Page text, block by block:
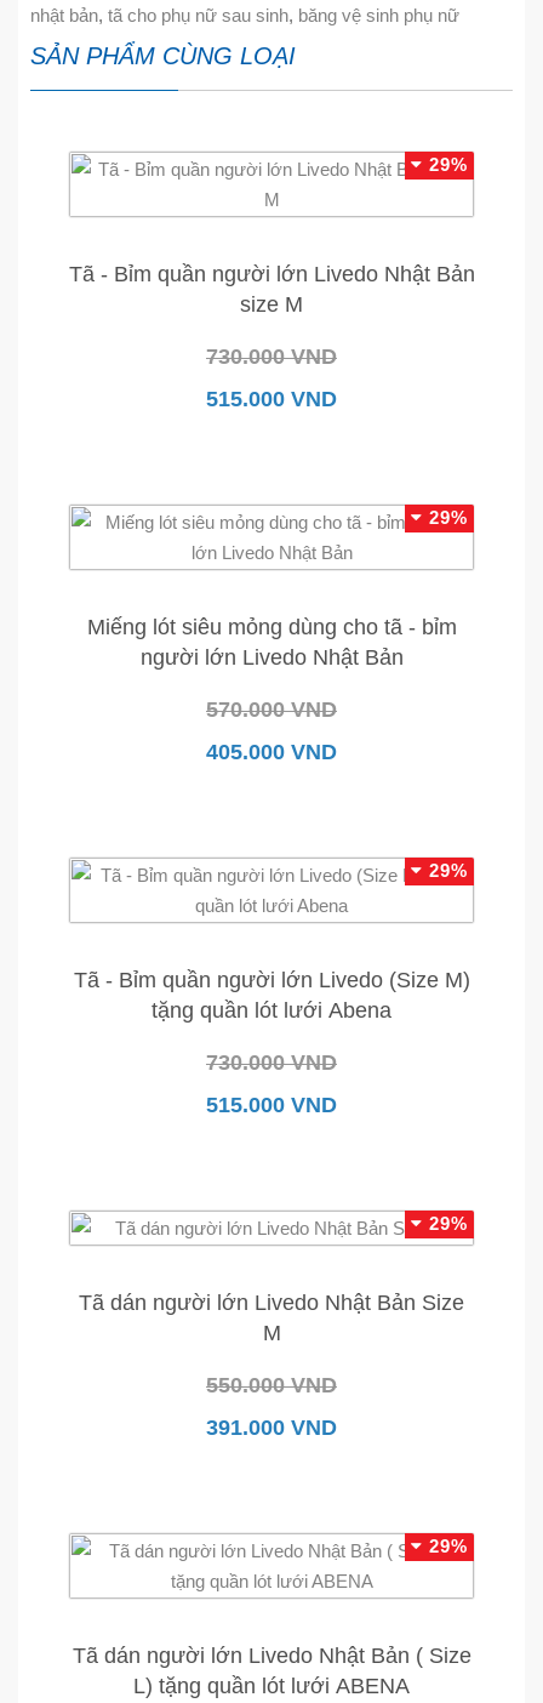
nhật bản, tã cho phụ nữ sau sinh, băng vệ sinh phụ nữ
SẢN PHẨM CÙNG LOẠI
29%
Tã - Bỉm quần người lớn Livedo Nhật Bản
size M
730.000 VND
515.000 VND
29%
Miếng lót siêu mỏng dùng cho tã - bỉm
người lớn Livedo Nhật Bản
570.000 VND
405.000 VND
29%
Tã - Bỉm quần người lớn Livedo (Size M)
tặng quần lót lưới Abena
730.000 VND
515.000 VND
29%
Tã dán người lớn Livedo Nhật Bản Size
M
550.000 VND
391.000 VND
29%
Tã dán người lớn Livedo Nhật Bản ( Size
L) tặng quần lót lưới ABENA